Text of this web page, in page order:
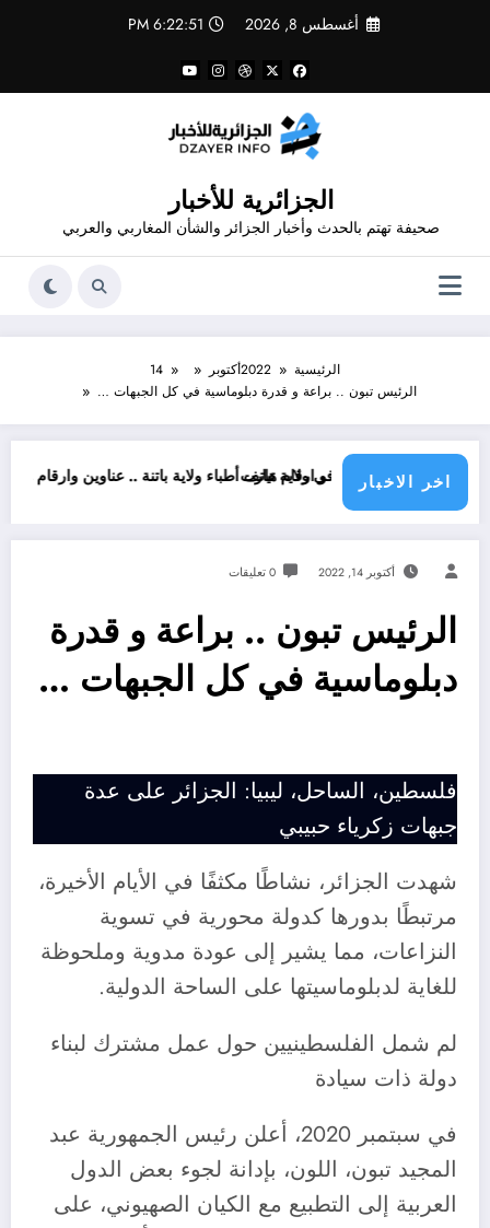
أغسطس 8, 2026 6:22:52 PM
الجزائرية للأخبار
صحيفة تهتم بالحدث وأخبار الجزائر والشأن المغاربي والعربي
الرئيسية 2022أكتوبر
14
الرئيس تبون .. براعة و قدرة دبلوماسية في كل الجبهات …
اخر الاخبار
في ولاية تيارت
و ارقام هاتف أطباء ولاية باتنة .. عناوين وارقام هاتف أطباء اخصائيين ولاية
أكتوبر 14, 2022 0 تعليقات
الرئيس تبون .. براعة و قدرة
دبلوماسية في كل الجبهات …
فلسطين، الساحل، ليبيا: الجزائر على عدة
جبهات زكرياء حبيبي
شهدت الجزائر، نشاطًا مكثفًا في الأيام الأخيرة،
مرتبطًا بدورها كدولة محورية في تسوية
النزاعات، مما يشير إلى عودة مدوية وملحوظة
للغاية لدبلوماسيتها على الساحة الدولية.
لم شمل الفلسطينيين حول عمل مشترك لبناء
دولة ذات سيادة
في سبتمبر 2020، أعلن رئيس الجمهورية عبد
المجيد تبون، اللون، بإدانة لجوء بعض الدول
العربية إلى التطبيع مع الكيان الصهيوني، على